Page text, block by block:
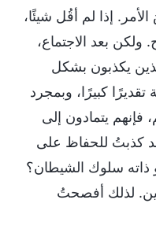
إذا لم أقُل شيئًا،
بعد الاجتماع،
يكذبون بشكل
كبيرًا، وبمجرد
فإنهم يتمادون إلى
كذبتُ للحفاظ على
ذاته سلوك الشيطان؟
لذلك أفصحتُ